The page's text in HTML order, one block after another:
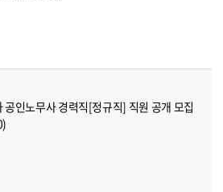
공인노무사 경력직[정규직] 직원 공개 모집